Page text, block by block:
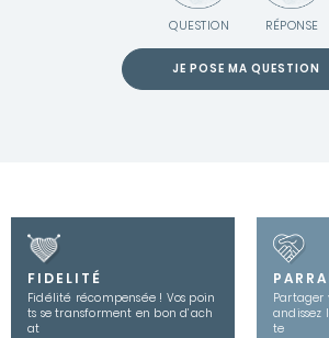
QUESTION RÉPONSE
JE POSE MA QUESTION
FIDELITÉ
Fidélité récompensée ! Vos poin
ts se transforment en bon d’ach
at
Partager
andissez
te